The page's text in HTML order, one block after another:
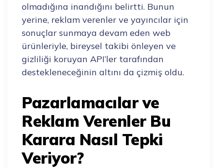
olmadığına inandığını belirtti. Bunun
yerine, reklam verenler ve yayıncılar için
sonuçlar sunmaya devam eden web
ürünleriyle, bireysel takibi önleyen ve
gizliliği koruyan API’ler tarafından
destekleneceğinin altını da çizmiş oldu.
Pazarlamacılar ve
Reklam Verenler Bu
Karara Nasıl Tepki
Veriyor?